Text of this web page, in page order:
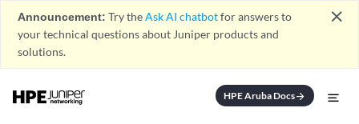
Announcement: Try theAsk AI chatbotfor answers to
your technical questions about Juniper products and
solutions.
close
HPE Aruba Docsarrow_forward